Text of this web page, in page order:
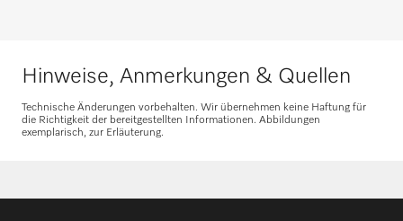
Hinweise, Anmerkungen & Quellen
Technische Änderungen vorbehalten. Wir übernehmen keine Haftung für
die Richtigkeit der bereitgestellten Informationen. Abbildungen
exemplarisch, zur Erläuterung.